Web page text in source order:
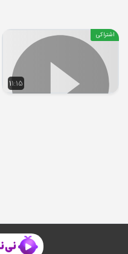
11:15
اشتراکی